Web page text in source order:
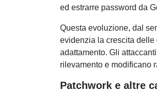
ed estrarre password da
Questa evoluzione, dal
evidenzia la crescita
adattamento. Gli
rilevamento e modificano
Patchwork e altre